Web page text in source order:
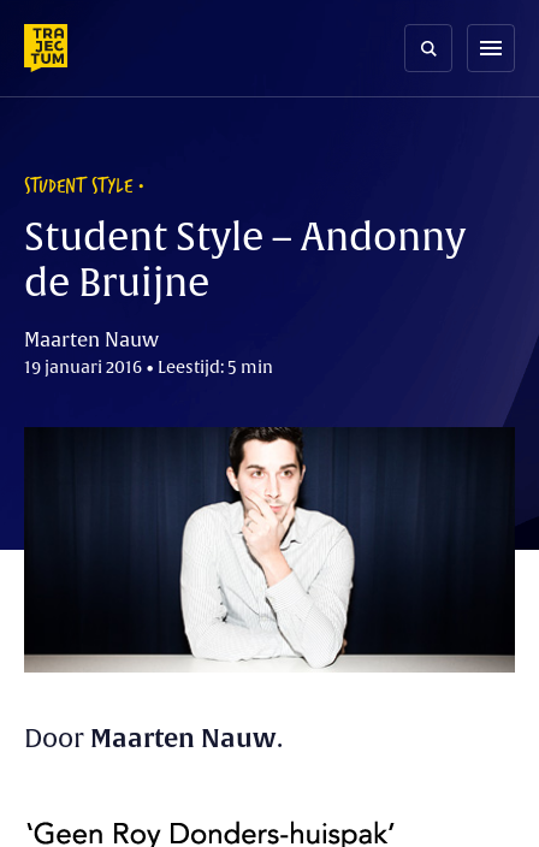
content
menu
STUDENT STYLE
Student Style – Andonny
de Bruijne
Maarten Nauw
19 januari 2016 • Leestijd: 5 min
Door Maarten Nauw.